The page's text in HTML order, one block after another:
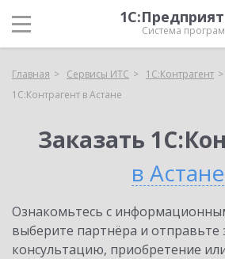
Система
Главная Сервисы ИТС
1С:Контрагент
1С:Контрагент в Астане
Заказать
в Астане
Ознакомьтесь с
выберите партнёра и отправьте
консультацию, приобретение